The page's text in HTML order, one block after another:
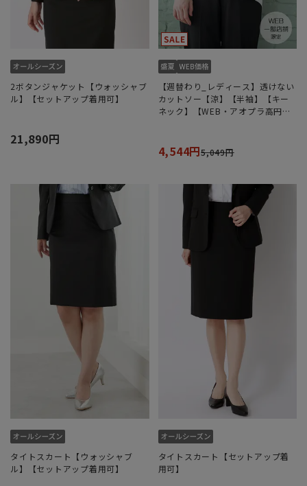
2ボタンジャケット【ウォッシャブ
ル】【セットアップ着用可】
21,890円
【週替わり_レディース】透けない
カットソー【涼】【半袖】【キー
ネック】【WEB・アオプラ高円寺
4,544円5,049円
タイトスカート【ウォッシャブ
ル】【セットアップ着用可】
タイトスカート【セットアップ着
用可】